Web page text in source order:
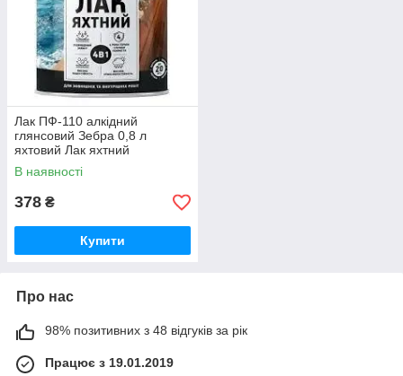
Лак ПФ-110 алкідний
глянсовий Зебра 0,8 л
яхтовий Лак яхтний
В наявності
378 ₴
Купити
Про нас
98% позитивних з 48 відгуків за рік
Працює з 19.01.2019